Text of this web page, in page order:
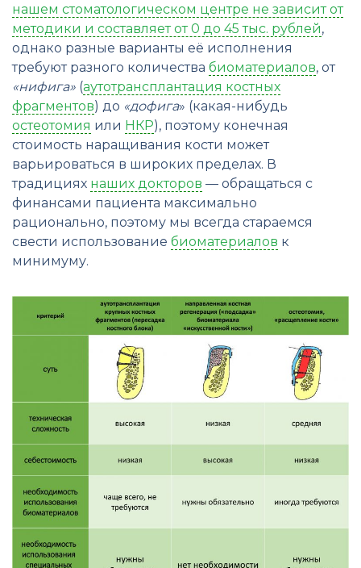
нашем стоматологическом центре не зависит от
методики и составляет от 0 до 45 тыс. рублей,
однако разные варианты её исполнения
требуют разного количества биоматериалов, от
«нифига» (аутотрансплантация костных
фрагментов) до «дофига» (какая-нибудь
остеотомия или НКР), поэтому конечная
стоимость наращивания кости может
варьироваться в широких пределах. В
традициях наших докторов — обращаться с
финансами пациента максимально
рационально, поэтому мы всегда стараемся
свести использование биоматериалов к
минимуму.